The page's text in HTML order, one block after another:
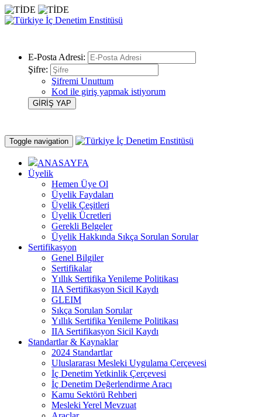
E-Posta Adresi:
Şifre:
Şifremi Unuttum
Kod ile giriş yapmak istiyorum
Toggle navigation
ANASAYFA
Üyelik
Hemen Üye Ol
Üyelik Faydaları
Üyelik Çeşitleri
Üyelik Ücretleri
Gerekli Belgeler
Üyelik Hakkında Sıkça Sorulan Sorular
Sertifikasyon
Genel Bilgiler
Sertifikalar
Yıllık Sertifika Yenileme Politikası
IIA Sertifikasyon Sicil Kaydı
GLEIM
Sıkça Sorulan Sorular
Yıllık Sertifika Yenileme Politikası
IIA Sertifikasyon Sicil Kaydı
Standartlar & Kaynaklar
2024 Standartlar
Uluslararası Mesleki Uygulama Çerçevesi
İç Denetim Yetkinlik Çerçevesi
İç Denetim Değerlendirme Aracı
Kamu Sektörü Rehberi
Mesleki Yerel Mevzuat